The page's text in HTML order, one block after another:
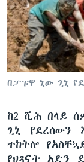
ቋንቋዎች
በፓፑዋ ኒው ጊኒ
ከ2 ሺሕ በላይ
ጊኒ የደረሰውን
ተከትሎ
የህጻናት አድን